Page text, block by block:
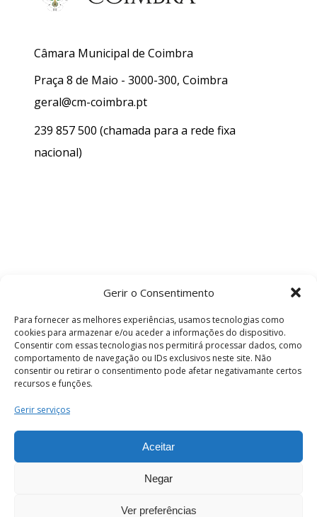
Gerir o Consentimento
Para fornecer as melhores experiências, usamos tecnologias como
cookies para armazenar e/ou aceder a informações do dispositivo.
Consentir com essas tecnologias nos permitirá processar dados, como
comportamento de navegação ou IDs exclusivos neste site. Não
consentir ou retirar o consentimento pode afetar negativamante certos
recursos e funções.
Gerir serviços
Aceitar
Negar
Ver preferências
Câmara Municipal de Coimbra
Praça 8 de Maio - 3000-300, Coimbra
geral@cm-coimbra.pt
239 857 500 (chamada para a rede fixa
nacional)
Termos e Condições
os direitos reservados.